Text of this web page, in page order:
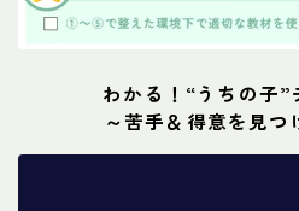
わかる！“うちの子”
～苦手＆得意を見つ